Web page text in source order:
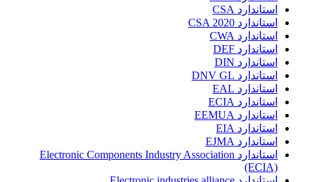
استاندارد CSA
استاندارد CSA 2020
استاندارد CWA
استاندارد DEF
استاندارد DIN
استاندارد DNV GL
استاندارد EAL
استاندارد ECIA
استاندارد EEMUA
استاندارد EIA
استاندارد EJMA
استاندارد Electronic Components Industry Association
(ECIA)